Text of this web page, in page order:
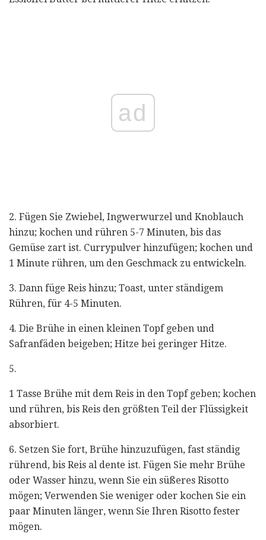
ad
2. Fügen Sie Zwiebel, Ingwerwurzel und Knoblauch
hinzu; kochen und rühren 5-7 Minuten, bis das
Gemüse zart ist. Currypulver hinzufügen; kochen und
1 Minute rühren, um den Geschmack zu entwickeln.
3. Dann füge Reis hinzu; Toast, unter ständigem
Rühren, für 4-5 Minuten.
4. Die Brühe in einen kleinen Topf geben und
Safranfäden beigeben; Hitze bei geringer Hitze.
5.
1 Tasse Brühe mit dem Reis in den Topf geben; kochen
und rühren, bis Reis den größten Teil der Flüssigkeit
absorbiert.
6. Setzen Sie fort, Brühe hinzuzufügen, fast ständig
rührend, bis Reis al dente ist. Fügen Sie mehr Brühe
oder Wasser hinzu, wenn Sie ein süßeres Risotto
mögen; Verwenden Sie weniger oder kochen Sie ein
paar Minuten länger, wenn Sie Ihren Risotto fester
mögen.